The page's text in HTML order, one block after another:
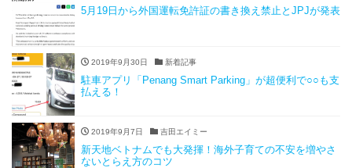
5月19日から外国運転免許証の書き換え禁止とJPJが発表
2019年9月30日 新着記事
駐車アプリ「Penang Smart Parking」が超便利で○○も支
払える！
2019年9月7日 吉田エイミー
新天地ベトナムでも大発揮！海外子育ての不安を増やさ
ないとらえ方のコツ